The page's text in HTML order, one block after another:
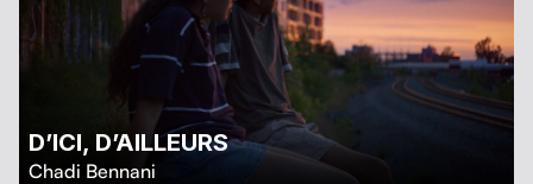
D’ICI, D’AILLEURS
Chadi Bennani